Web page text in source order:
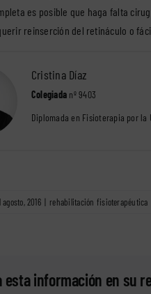
es posible que haga falta
reinserción del retináculo o
Cristina Díaz
Colegiada nº 9403
Diplomada en Fisioterapia por la
agosto, 2016 rehabilitación fisioterapéutica
esta información en su